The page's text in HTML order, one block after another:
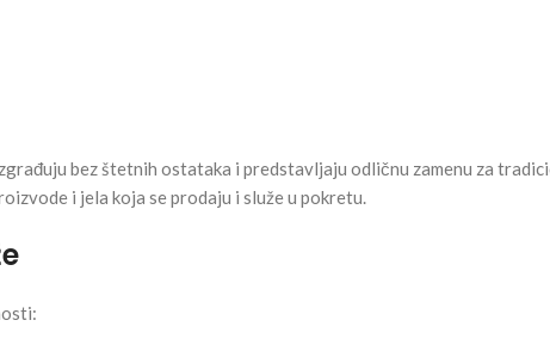
bez štetnih ostataka i predstavljaju odličnu zamenu za
i jela koja se prodaju i služe u pokretu.